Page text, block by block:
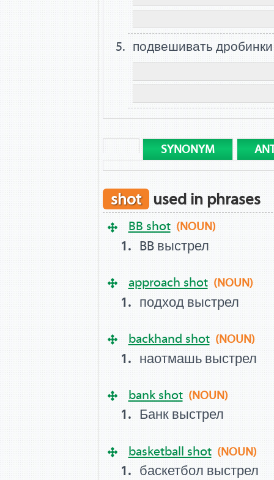
подвешивать дробинки
SYNONYM
shot used in phrases
BB shot (NOUN)
BB выстрел
approach shot (NOUN)
подход выстрел
backhand shot (NOUN)
наотмашь выстрел
bank shot (NOUN)
Банк выстрел
basketball shot (NOUN)
баскетбол выстрел